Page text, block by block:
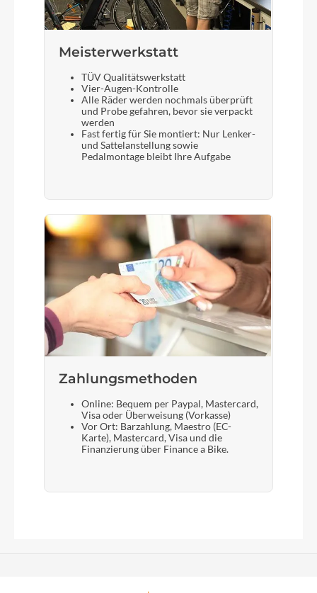
Meisterwerkstatt
TÜV Qualitätswerkstatt
Vier-Augen-Kontrolle
Alle Räder werden nochmals überprüft
und Probe gefahren, bevor sie verpackt
werden
Fast fertig für Sie montiert: Nur Lenker-
und Sattelanstellung sowie
Pedalmontage bleibt Ihre Aufgabe
Zahlungsmethoden
Online: Bequem per Paypal, Mastercard,
Visa oder Überweisung (Vorkasse)
Vor Ort: Barzahlung, Maestro (EC-
Karte), Mastercard, Visa und die
Finanzierung über Finance a Bike.